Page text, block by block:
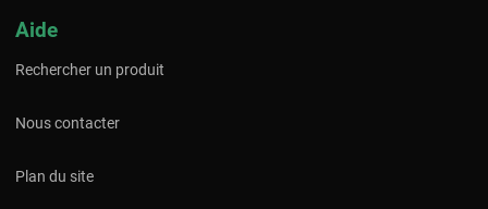
Aide
Rechercher un produit
Nous contacter
Plan du site